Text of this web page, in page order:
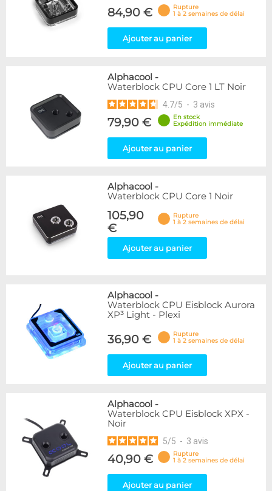
84,90 €
Rupture
1 à 2 semaines de délai
Ajouter au panier
Alphacool -
Waterblock CPU Core 1 LT Noir
4.7/5 - 3 avis
79,90 €
En stock
Expédition immédiate
Ajouter au panier
Alphacool -
Waterblock CPU Core 1 Noir
105,90
€
Rupture
1 à 2 semaines de délai
Ajouter au panier
Alphacool -
Waterblock CPU Eisblock Aurora
XP³ Light - Plexi
36,90 €
Rupture
1 à 2 semaines de délai
Ajouter au panier
Alphacool -
Waterblock CPU Eisblock XPX -
Noir
5/5 - 3 avis
40,90 €
Rupture
1 à 2 semaines de délai
Ajouter au panier